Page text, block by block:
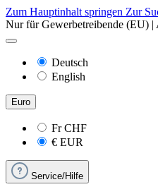
Zum Hauptinhalt springen Zur
Nur für Gewerbetreibende (EU) |
Deutsch
English
Euro
FrCHF
€ EUR
Service/Hilfe